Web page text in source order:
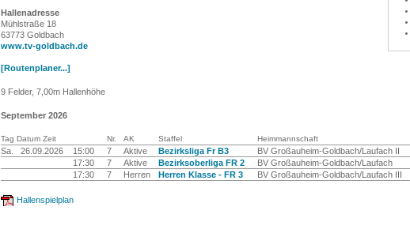
Hallenadresse
Mühlstraße 18
63773 Goldbach
www.tv-goldbach.de
[Routenplaner...]
9 Felder, 7,00m Hallenhöhe
September 2026
Tag Datum Zeit Nr. AK Staffel Heimmannschaft
Sa. 26.09.2026 15:00 7 Aktive Bezirksliga Fr B3 BV Großauheim-Goldbach/Laufach II
17:30
7 Aktive Bezirksoberliga FR 2 BV Großauheim-Goldbach/Laufach
17:30
7 Herren Herren Klasse - FR 3 BV Großauheim-Goldbach/Laufach III
Hallenspielplan